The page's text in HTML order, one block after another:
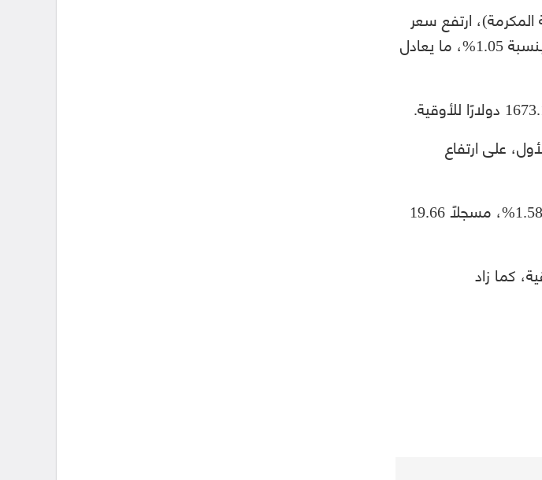
صباحًا بتوقيت مكة المكرمة)، ارتفع سعر
العقود الآجلة لمعدن الذهب -تسليم شهر ديسمبر/كانون الأول (2022)- بنسبة 1.05%، ما يعادل
25 أكتوبر/تشرين الأول، على ارتفاع
كما ارتفع سعر العقود الآجلة للفضة -تسليم شهر ديسمبر/كانون الأول- 1.58%، مسجلًا 19.66
إلى 933.06 دولارًا للأوقية، كما زاد